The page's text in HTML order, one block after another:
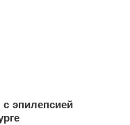
эпилепсией